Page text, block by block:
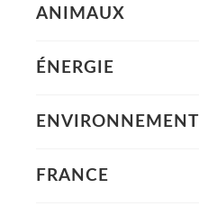
ANIMAUX
ÉNERGIE
ENVIRONNEMENT
FRANCE